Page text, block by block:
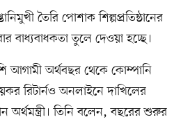
তৈরি পোশাক শিল্পপ্রতিষ্ঠানের
বাধ্যবাধকতা তুলে দেওয়া হচ্ছে।
আগামী অর্থবছর থেকে কোম্পানি
রিটার্নও অনলাইনে দাখিলের
অর্থমন্ত্রী। তিনি বলেন, বছরের শুরুর